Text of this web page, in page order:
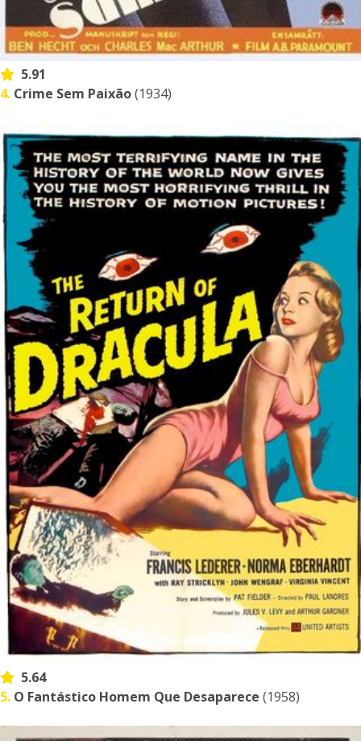
5.91
4. Crime Sem Paixão(1934)
5.64
5. O Fantástico Homem Que Desaparece (1958)